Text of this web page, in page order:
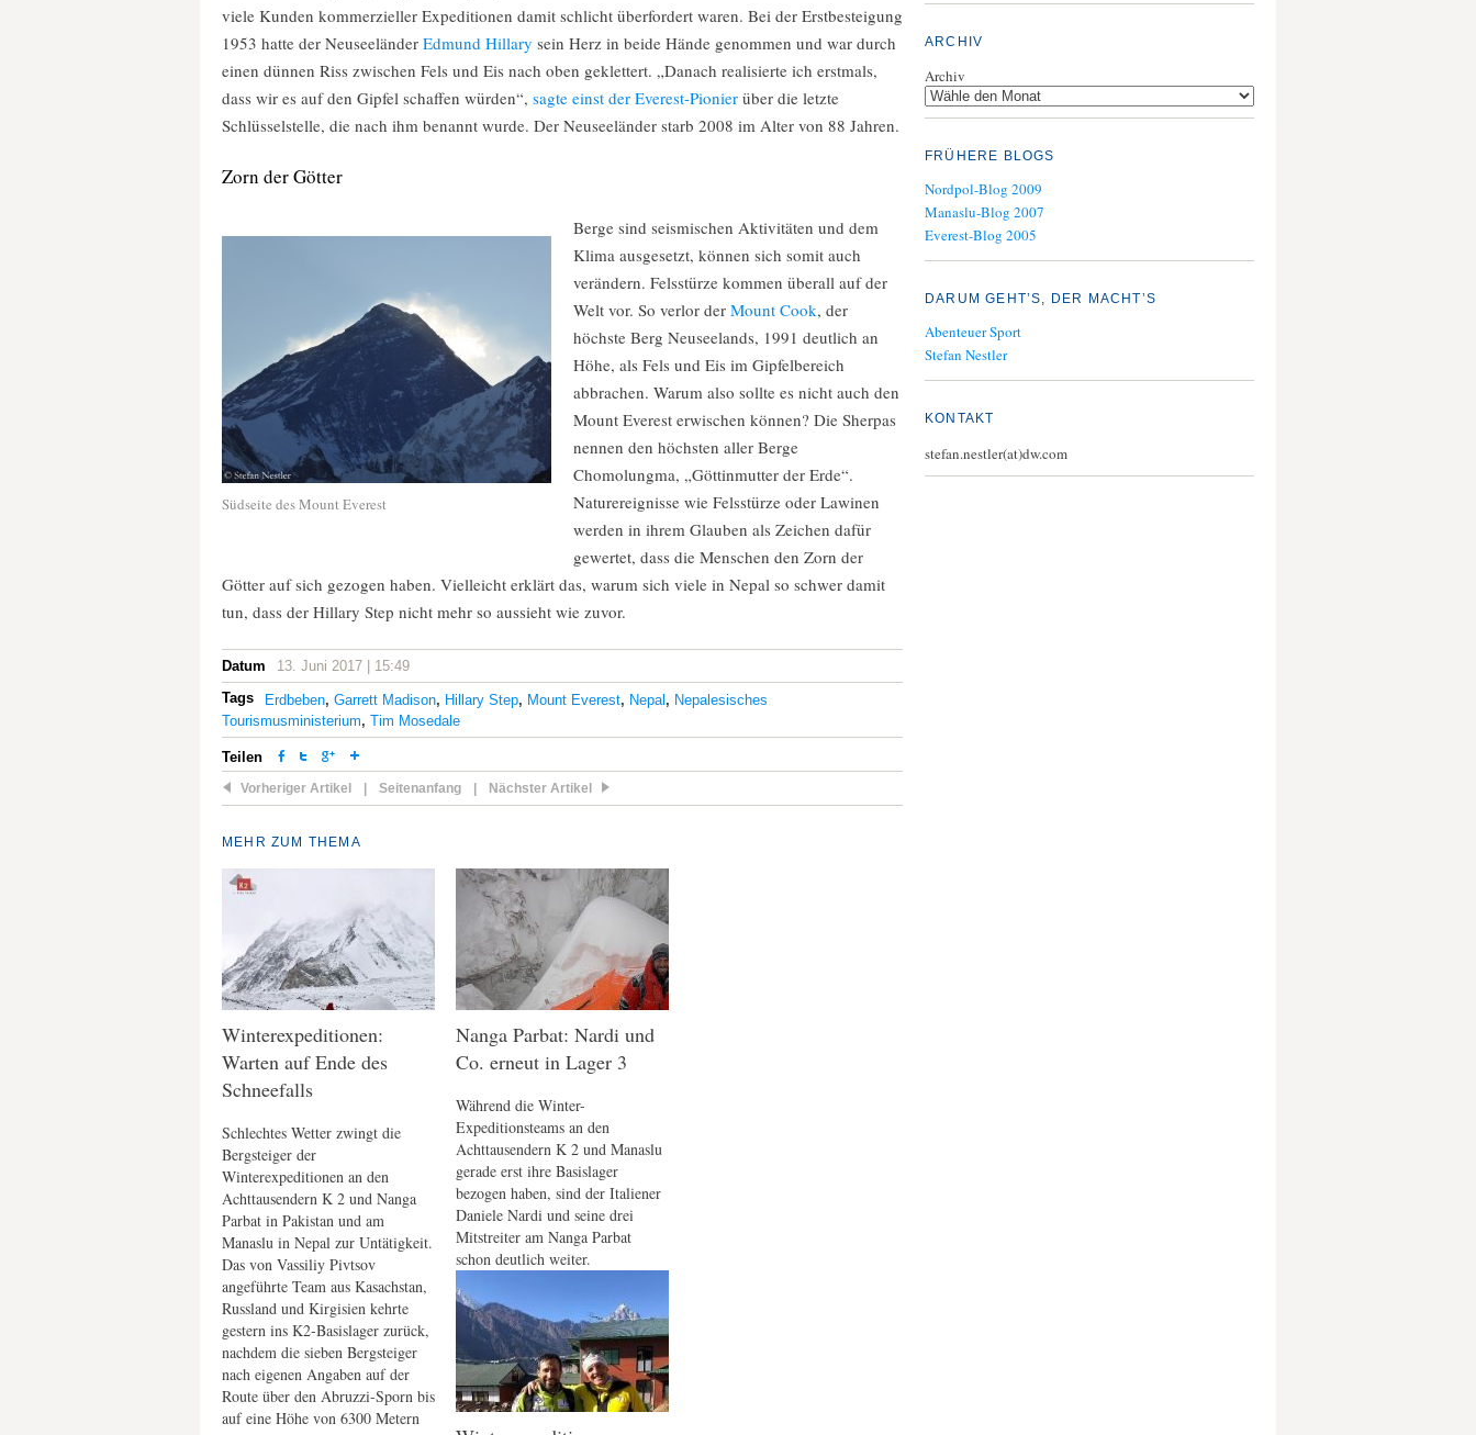
viele Kunden kommerzieller Expeditionen damit schlicht überfordert waren. Bei der Erstbesteigung
1953 hatte der Neuseeländer Edmund Hillary sein Herz in beide Hände genommen und war durch
einen dünnen Riss zwischen Fels und Eis nach oben geklettert. „Danach realisierte ich erstmals,
dass wir es auf den Gipfel schaffen würden“, sagte einst der Everest-Pionier über die letzte
Schlüsselstelle, die nach ihm benannt wurde. Der Neuseeländer starb 2008 im Alter von 88 Jahren.
Zorn der Götter
Südseite des Mount Everest
Berge sind seismischen Aktivitäten und dem
Klima ausgesetzt, können sich somit auch
verändern. Felsstürze kommen überall auf der
Welt vor. So verlor der Mount Cook, der
höchste Berg Neuseelands, 1991 deutlich an
Höhe, als Fels und Eis im Gipfelbereich
abbrachen. Warum also sollte es nicht auch den
Mount Everest erwischen können? Die Sherpas
nennen den höchsten aller Berge
Chomolungma, „Göttinmutter der Erde“.
Naturereignisse wie Felsstürze oder Lawinen
werden in ihrem Glauben als Zeichen dafür
gewertet, dass die Menschen den Zorn der
Götter auf sich gezogen haben. Vielleicht erklärt das, warum sich viele in Nepal so schwer damit
tun, dass der Hillary Step nicht mehr so aussieht wie zuvor.
Datum
13. Juni 2017 | 15:49
Tags
Erdbeben, Garrett Madison, Hillary Step, Mount Everest, Nepal , Nepalesisches
Tourismusministerium, Tim Mosedale
Teilen
Vorheriger Artikel Seitenanfang Nächster Artikel
MEHR ZUM THEMA
Winterexpeditionen:
Warten auf Ende des
Schneefalls
Schlechtes Wetter zwingt die
Bergsteiger der
Winterexpeditionen an den
Achttausendern K 2 und Nanga
Parbat in Pakistan und am
Manaslu in Nepal zur Untätigkeit.
Das von Vassiliy Pivtsov
angeführte Team aus Kasachstan,
Russland und Kirgisien kehrte
gestern ins K2-Basislager zurück,
nachdem die sieben Bergsteiger
nach eigenen Angaben auf der
Route über den Abruzzi-Sporn bis
auf eine Höhe von 6300 Metern
Nanga Parbat: Nardi und
Co. erneut in Lager 3
Während die Winter-
Expeditionsteams an den
Achttausendern K 2 und Manaslu
gerade erst ihre Basislager
bezogen haben, sind der Italiener
Daniele Nardi und seine drei
Mitstreiter am Nanga Parbat
schon deutlich weiter.
ARCHIV
Archiv
FRÜHERE BLOGS
Nordpol-Blog 2009
Manaslu-Blog 2007
Everest-Blog 2005
DARUM GEHT’S, DER MACHT’S
Abenteuer Sport
Stefan Nestler
KONTAKT
stefan.nestler(at)dw.com